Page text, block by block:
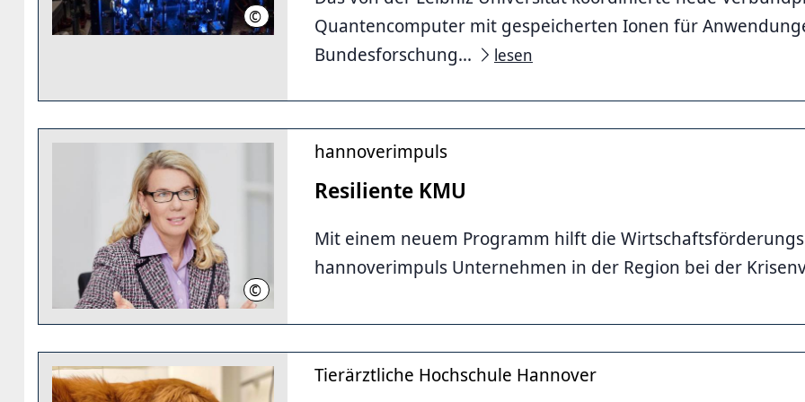
© LUH / T. DubielzigQuantencomputer mit gespeicherten Ionen für
Bundesforschung...
lesen
© hannoverimpuls
hannoverimpuls
Resiliente KMU
Mit einem neuem Programm hilft die
hannoverimpuls Unternehmen in der Region bei der
Tierärztliche Hochschule Hannover